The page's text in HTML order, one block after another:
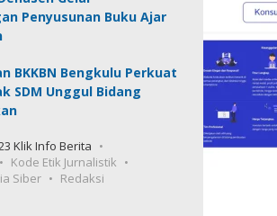
Penyusunan Buku Ajar
BKKBN Bengkulu Perkuat
SDM Unggul Bidang
Klik Info Berita
Kode Etik Jurnalistik
Siber
Redaksi